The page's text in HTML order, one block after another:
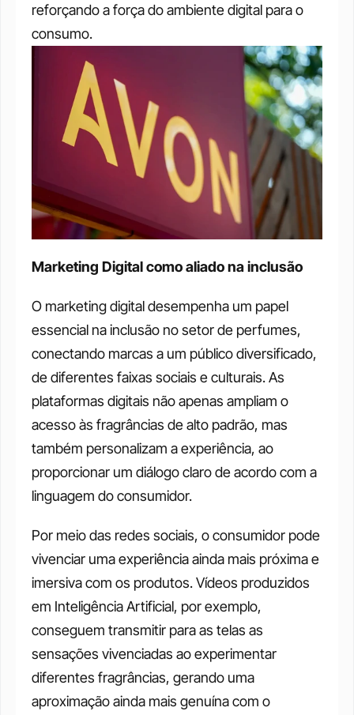
reforçando a força do ambiente digital para o
consumo.
Marketing Digital como aliado na inclusão
O marketing digital desempenha um papel
essencial na inclusão no setor de perfumes,
conectando marcas a um público diversificado,
de diferentes faixas sociais e culturais. As
plataformas digitais não apenas ampliam o
acesso às fragrâncias de alto padrão, mas
também personalizam a experiência, ao
proporcionar um diálogo claro de acordo com a
linguagem do consumidor.
Por meio das redes sociais, o consumidor pode
vivenciar uma experiência ainda mais próxima e
imersiva com os produtos. Vídeos produzidos
em Inteligência Artificial, por exemplo,
conseguem transmitir para as telas as
sensações vivenciadas ao experimentar
diferentes fragrâncias, gerando uma
aproximação ainda mais genuína com o